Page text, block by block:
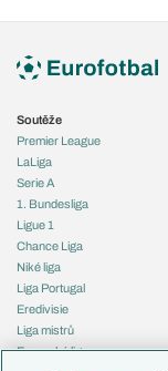
Soutěže
Premier League
LaLiga
Serie A
1. Bundesliga
Ligue 1
Chance Liga
Niké liga
Liga Portugal
Eredivisie
Liga mistrů
Evropská liga